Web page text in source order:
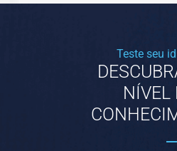
Teste seu
NÍVEL